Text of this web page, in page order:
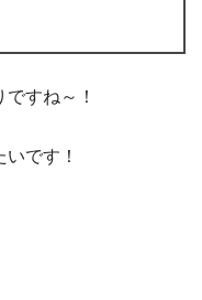
すね～！
です！